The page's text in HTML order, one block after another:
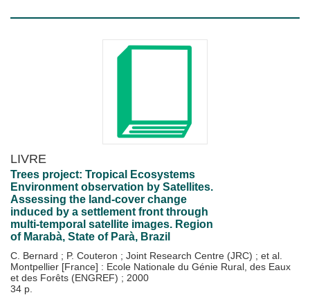
LIVRE
Trees project: Tropical Ecosystems
Environment observation by Satellites.
Assessing the land-cover change
induced by a settlement front through
multi-temporal satellite images. Region
of Marabà, State of Parà, Brazil
C. Bernard ; P. Couteron ; Joint Research Centre (JRC) ; et al.
Montpellier [France] : Ecole Nationale du Génie Rural, des Eaux
et des Forêts (ENGREF) ; 2000
34 p.